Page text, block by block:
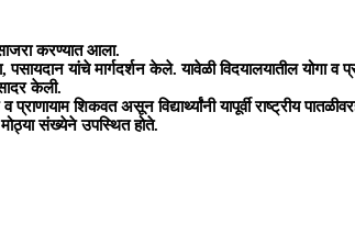
करण्यात आला.
पसायदान यांचे मार्गदर्शन केले. यावेळी विदयालयातील योगा
केली.
शिकवत असून विद्यार्थ्यांनी यापूर्वी राष्ट्रीय
मोठ्या संख्येने उपस्थित होते.